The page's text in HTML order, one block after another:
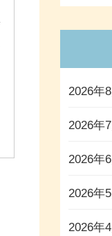
2026年8
2026年7
2026年6
2026年5
2026年4